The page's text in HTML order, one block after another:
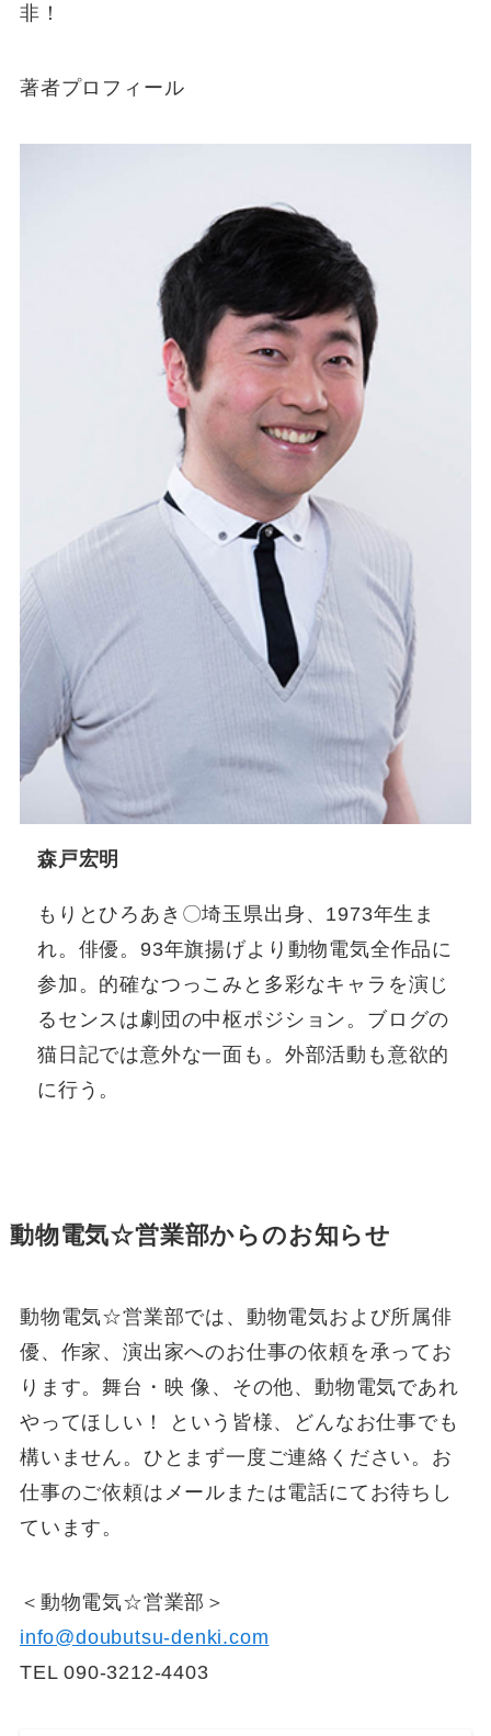
非！
著者プロフィール
森戸宏明
もりとひろあき〇埼玉県出身、1973年生ま
れ。俳優。93年旗揚げより動物電気全作品に
参加。的確なつっこみと多彩なキャラを演じ
るセンスは劇団の中枢ポジション。ブログの
猫日記では意外な一面も。外部活動も意欲的
に行う。
動物電気☆営業部からのお知らせ
動物電気☆営業部では、動物電気および所属俳
優、作家、演出家へのお仕事の依頼を承ってお
ります。舞台・映 像、その他、動物電気であれ
やってほしい！ という皆様、どんなお仕事でも
構いません。ひとまず一度ご連絡ください。お
仕事のご依頼はメールまたは電話にてお待ちし
ています。
＜動物電気☆営業部＞
info@doubutsu-denki.com
TEL 090-3212-4403